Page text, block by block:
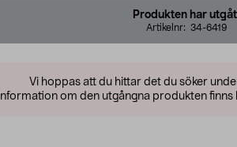
Produkten har
Artikelnr: 34-6419
Vi hoppas att du hittar det du söker
Information om den utgångna produkten finns